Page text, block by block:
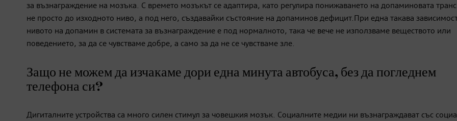
за възнаграждение на мозъка. С времето мозъкът се адаптира, като регулира понижаването на допаминовата
не просто до изходното ниво, а под него, създавайки състояние на допаминов дефицит.При една такава
нивото на допамин в системата за възнаграждение е под нормалното, така че вече не използваме веществото или
поведението, за да се чувстваме добре, а само за да не се чувстваме зле.
Защо не можем да изчакаме дори една минута автобуса, без да погледнем
телефона си?
Дигиталните устройства са много силен стимул за човешкия мозък. Социалните медии ни възнаграждават със